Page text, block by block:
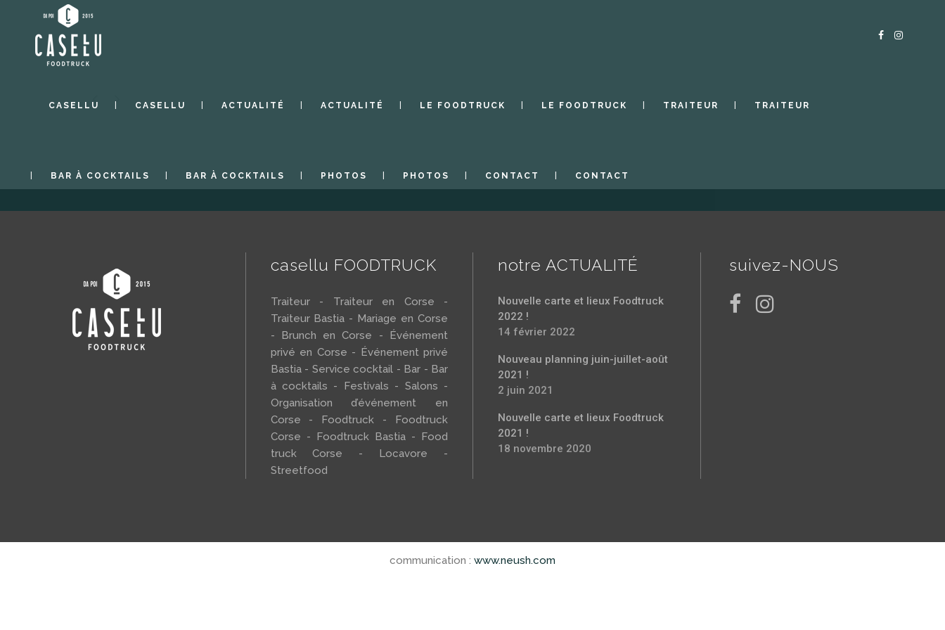
CASELLU CASELLU ACTUALITÉ ACTUALITÉ LE FOODTRUCK LE FOODTRUCK TRAITEUR TRAITEUR
BAR À COCKTAILS BAR À COCKTAILS PHOTOS PHOTOS CONTACT CONTACT
casellu FOODTRUCK
Traiteur - Traiteur en Corse -
Traiteur Bastia - Mariage en Corse
- Brunch en Corse - Événement
privé en Corse - Événement privé
Bastia - Service cocktail - Bar - Bar
à cocktails - Festivals - Salons -
Organisation d’événement en
Corse - Foodtruck - Foodtruck
Corse - Foodtruck Bastia - Food
truck Corse - Locavore -
Streetfood
notre ACTUALITÉ
Nouvelle carte et lieux Foodtruck
2022 !
14 février 2022
Nouveau planning juin-juillet-août
2021 !
2 juin 2021
Nouvelle carte et lieux Foodtruck
2021 !
18 novembre 2020
suivez-NOUS
communication : www.neush.com